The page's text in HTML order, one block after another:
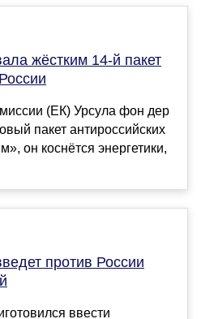
жёстким 14-й пакет
(ЕК) Урсула фон дер
пакет антироссийских
он коснётся энергетики,
против России
ввести